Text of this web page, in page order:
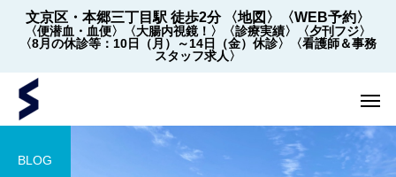
文京区・本郷三丁目駅 徒歩2分 〈地図〉 〈WEB予約〉
〈便潜血・血便〉 〈大腸内視鏡！〉 〈診療実績〉
〈夕刊フジ〉
〈8月の休診等：10日（月）～14日（金）休診〉
〈看護師＆事務
スタッフ求人〉
BLOG